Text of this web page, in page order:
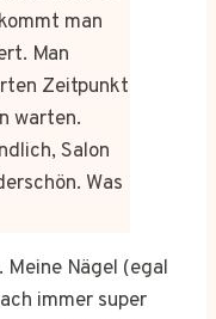
man
Man
Zeitpunkt
warten.
Salon
Was
Meine Nägel (egal
immer super